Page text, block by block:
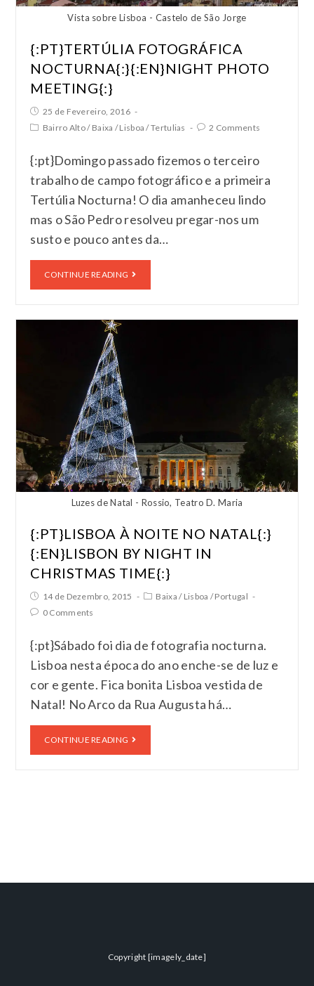
Vista sobre Lisboa - Castelo de São Jorge
{:PT}TERTÚLIA FOTOGRÁFICA
NOCTURNA{:}{:EN}NIGHT PHOTO
MEETING{:}
25 de Fevereiro, 2016
Bairro Alto/ Baixa /Lisboa /Tertulias 2 Comments
{:pt}Domingo passado fizemos o terceiro
trabalho de campo fotográfico e a primeira
Tertúlia Nocturna! O dia amanheceu lindo
mas o São Pedro resolveu pregar-nos um
susto e pouco antes da…
CONTINUE READING
Luzes de Natal - Rossio, Teatro D. Maria
{:PT}LISBOA À NOITE NO NATAL{:}
{:EN}LISBON BY NIGHT IN
CHRISTMAS TIME{:}
14 de Dezembro, 2015 Baixa / Lisboa /Portugal
0 Comments
{:pt}Sábado foi dia de fotografia nocturna.
Lisboa nesta época do ano enche-se de luz e
cor e gente. Fica bonita Lisboa vestida de
Natal! No Arco da Rua Augusta há…
CONTINUE READING
Copyright [imagely_date]